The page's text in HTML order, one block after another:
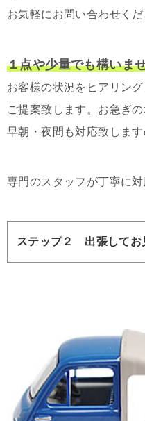
お気軽にお問い合わせくだ
１点や少量でも構いま
お客様の状況をヒアリン
ご提案致します。お急ぎ
早朝・夜間も対応致しま
専門のスタッフが丁寧に
ステップ２ 出張してお